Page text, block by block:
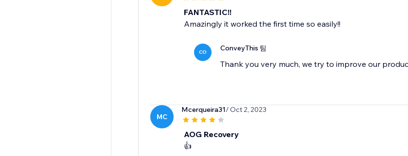
FANTASTIC!!
Amazingly it worked the first time so easily!!
CO ConveyThis 팀
Thank you very much, we try to improve our
MC
Mcerqueira31/ Oct 2, 2023
AOG Recovery
👍